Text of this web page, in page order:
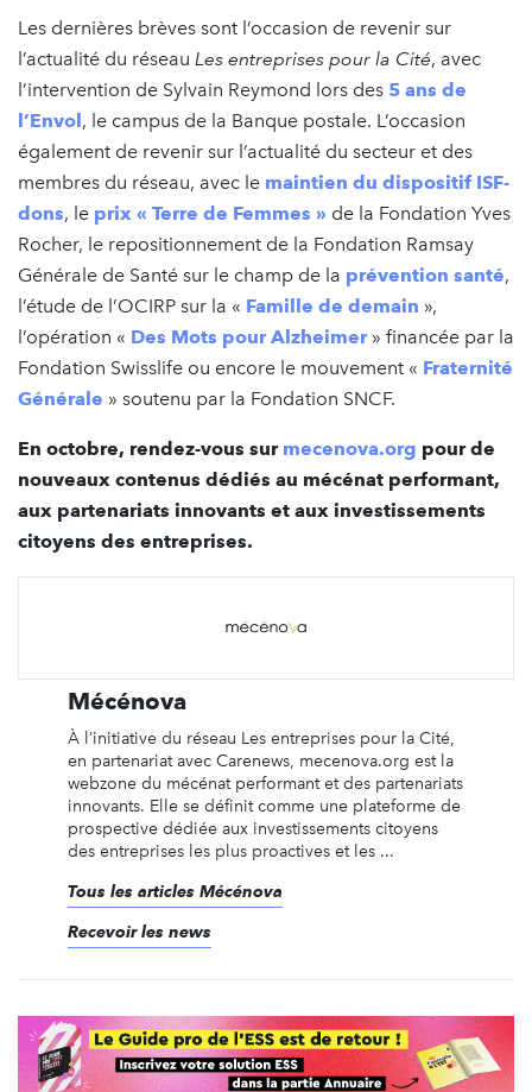
Les dernières brèves sont l’occasion de revenir sur
l’actualité du réseau Les entreprises pour la Cité, avec
l’intervention de Sylvain Reymond lors des 5 ans de
l’Envol, le campus de la Banque postale. L’occasion
également de revenir sur l’actualité du secteur et des
membres du réseau, avec le maintien du dispositif ISF-
dons, le prix « Terre de Femmes » de la Fondation Yves
Rocher, le repositionnement de la Fondation Ramsay
Générale de Santé sur le champ de la prévention santé,
l’étude de l’OCIRP sur la « Famille de demain »,
l’opération « Des Mots pour Alzheimer » financée par la
Fondation Swisslife ou encore le mouvement « Fraternité
Générale » soutenu par la Fondation SNCF.
En octobre, rendez-vous sur mecenova.org pour de
nouveaux contenus dédiés au mécénat performant,
aux partenariats innovants et aux investissements
citoyens des entreprises.
Mécénova
À l’initiative du réseau Les entreprises pour la Cité,
en partenariat avec Carenews, mecenova.org est la
webzone du mécénat performant et des partenariats
innovants. Elle se définit comme une plateforme de
prospective dédiée aux investissements citoyens
des entreprises les plus proactives et les ...
Tous les articles Mécénova
Recevoir les news